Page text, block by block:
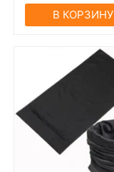
В КОРЗИНУ